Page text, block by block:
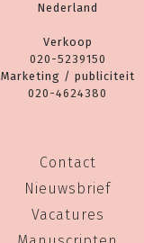
Nederland
Verkoop
020-5239150
Marketing / publiciteit
020-4624380
Contact
Nieuwsbrief
Vacatures